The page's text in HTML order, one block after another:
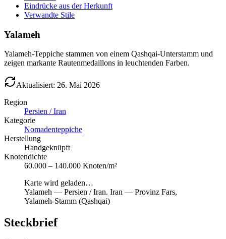
Eindrücke aus der Herkunft
Verwandte Stile
Yalameh
Yalameh-Teppiche stammen von einem Qashqai-Unterstamm und
zeigen markante Rautenmedaillons in leuchtenden Farben.
Aktualisiert: 26. Mai 2026
Region
Persien / Iran
Kategorie
Nomadenteppiche
Herstellung
Handgeknüpft
Knotendichte
60.000 – 140.000 Knoten/m²
Karte wird geladen…
Yalameh — Persien / Iran. Iran — Provinz Fars,
Yalameh-Stamm (Qashqai)
Steckbrief